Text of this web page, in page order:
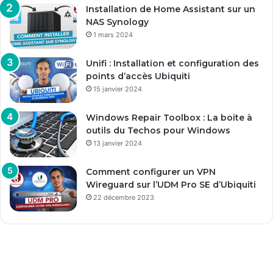
Installation de Home Assistant sur un
NAS Synology
1 mars 2024
Unifi : Installation et configuration des
points d’accès Ubiquiti
15 janvier 2024
Windows Repair Toolbox : La boite à
outils du Techos pour Windows
13 janvier 2024
Comment configurer un VPN
Wireguard sur l’UDM Pro SE d’Ubiquiti
22 décembre 2023